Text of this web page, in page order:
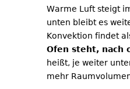
Warme Luft steigt
unten bleibt es
Konvektion findet
Ofen steht, nach
heißt, je weiter
mehr